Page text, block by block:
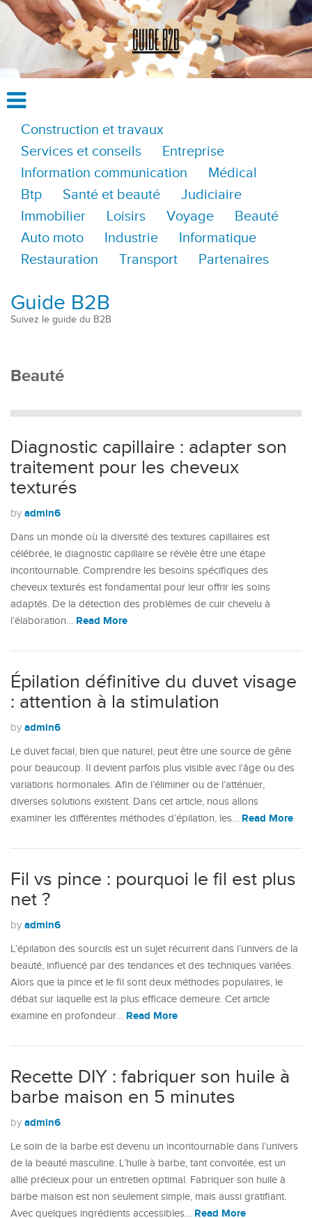
Construction et travaux
Services et conseils
Entreprise
Information communication
Médical
Btp
Santé et beauté
Judiciaire
Immobilier
Loisirs Voyage
Beauté
Auto moto
Industrie
Informatique
Restauration
Transport Partenaires
Guide B2B
Suivez le guide du B2B
Beauté
Diagnostic capillaire : adapter son
traitement pour les cheveux
texturés
by admin6
Dans un monde où la diversité des textures capillaires est
célébrée, le diagnostic capillaire se révèle être une étape
incontournable. Comprendre les besoins spécifiques des
cheveux texturés est fondamental pour leur offrir les soins
adaptés. De la détection des problèmes de cuir chevelu à
l’élaboration… Read More
Épilation définitive du duvet visage
: attention à la stimulation
by admin6
Le duvet facial, bien que naturel, peut être une source de gêne
pour beaucoup. Il devient parfois plus visible avec l’âge ou des
variations hormonales. Afin de l’éliminer ou de l’atténuer,
diverses solutions existent. Dans cet article, nous allons
examiner les différentes méthodes d’épilation, les… Read More
Fil vs pince : pourquoi le fil est plus
net ?
by admin6
L’épilation des sourcils est un sujet récurrent dans l’univers de la
beauté, influencé par des tendances et des techniques variées.
Alors que la pince et le fil sont deux méthodes populaires, le
débat sur laquelle est la plus efficace demeure. Cet article
examine en profondeur… Read More
Recette DIY : fabriquer son huile à
barbe maison en 5 minutes
by admin6
Le soin de la barbe est devenu un incontournable dans l’univers
de la beauté masculine. L’huile à barbe, tant convoitée, est un
allié précieux pour un entretien optimal. Fabriquer son huile à
barbe maison est non seulement simple, mais aussi gratifiant.
Avec quelques ingrédients accessibles… Read More